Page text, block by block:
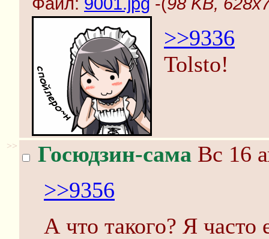
>>9336
Tolsto!
>> Госюдзин-сама Вс 16
>>9356
А что такого? Я